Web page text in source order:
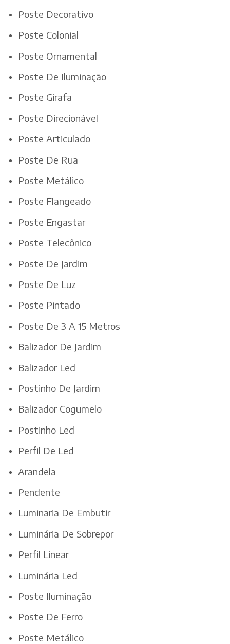
Poste Decorativo
Poste Colonial
Poste Ornamental
Poste De Iluminação
Poste Girafa
Poste Direcionável
Poste Articulado
Poste De Rua
Poste Metálico
Poste Flangeado
Poste Engastar
Poste Telecônico
Poste De Jardim
Poste De Luz
Poste Pintado
Poste De 3 A 15 Metros
Balizador De Jardim
Balizador Led
Postinho De Jardim
Balizador Cogumelo
Postinho Led
Perfil De Led
Arandela
Pendente
Luminaria De Embutir
Luminária De Sobrepor
Perfil Linear
Luminária Led
Poste Iluminação
Poste De Ferro
Poste Metálico